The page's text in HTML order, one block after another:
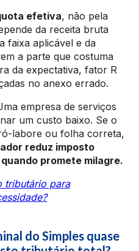
efetiva, não pela
da receita bruta
faixa aplicável e da
a parte que costuma
da expectativa, fator R
no anexo errado.
empresa de serviços
um custo baixo. Se o
labore ou folha correta,
reduz imposto
promete milagre.
tributário para
do Simples quase